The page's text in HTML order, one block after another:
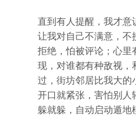
直到有人提醒，我才意
让我对自己不满意，不
拒绝，怕被评论；心里
现，对谁都有种敌视，
过，街坊邻居比我大的
开口就紧张，害怕别人
躲就躲，自动启动遁地